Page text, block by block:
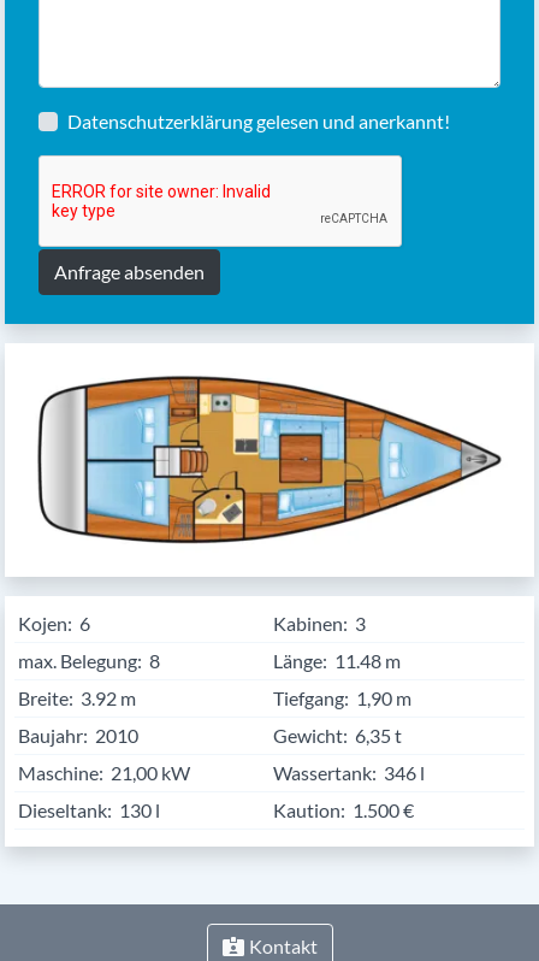
Datenschutzerklärunggelesen und anerkannt!
Kojen: 6 Kabinen:
Breite: 3.92 Tiefgang: 1,90 m
Baujahr:
Maschine:
21,00 kW Wassertank:
Kaution: 1.500 €
Kontakt